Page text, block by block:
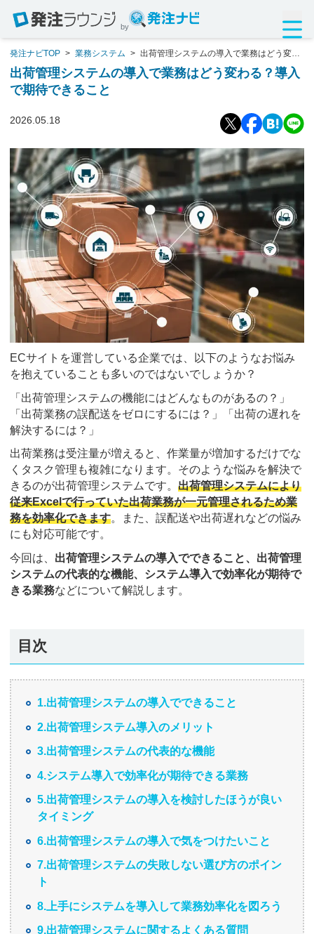
by
発注ナビTOP > 業務システム > 出荷管理システムの導入で業務はどう変わ
る？導入で期待できること
出荷管理システムの導入で業務はどう変わる？導入
で期待できること
2026.05.18
ECサイトを運営している企業では、以下のようなお悩み
を抱えていることも多いのではないでしょうか？
「出荷管理システムの機能にはどんなものがあるの？」
「出荷業務の誤配送をゼロにするには？」「出荷の遅れを
解決するには？」
出荷業務は受注量が増えると、作業量が増加するだけでな
くタスク管理も複雑になります。そのような悩みを解決で
きるのが出荷管理システムです。 出荷管理システムにより
従来Excelで行っていた出荷業務が一元管理されるため業
務を効率化できます。また、誤配送や出荷遅れなどの悩み
にも対応可能です。
今回は、 出荷管理システムの導入でできること、出荷管理
システムの代表的な機能、システム導入で効率化が期待で
きる業務などについて解説します。
目次
1.出荷管理システムの導入でできること
2.出荷管理システム導入のメリット
3.出荷管理システムの代表的な機能
4.システム導入で効率化が期待できる業務
5.出荷管理システムの導入を検討したほうが良い
タイミング
6.出荷管理システムの導入で気をつけたいこと
7.出荷管理システムの失敗しない選び方のポイン
ト
8.上手にシステムを導入して業務効率化を図ろう
9.出荷管理システムに関するよくある質問